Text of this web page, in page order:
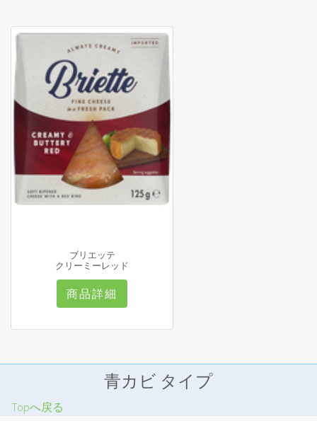
ブリエッテ
クリーミーレッド
商品詳細
青カビ タイプ
Topへ戻る